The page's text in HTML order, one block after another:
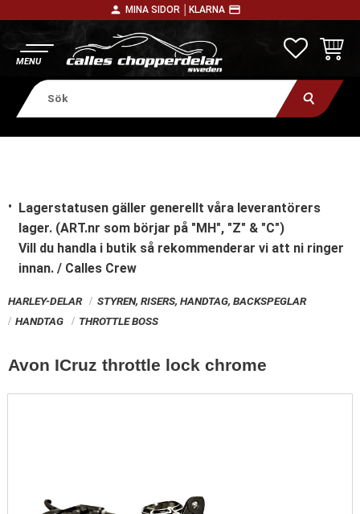
person MINA SIDOR │ KLARNA payment
Lagerstatusen gäller generellt våra leverantörers
lager. (ART.nr som börjar på "MH", "Z" & "C")
Vill du handla i butik så rekommenderar vi att ni ringer
innan. / Calles Crew
HARLEY-DELAR
STYREN, RISERS, HANDTAG, BACKSPEGLAR
HANDTAG
THROTTLE BOSS
Avon ICruz throttle lock chrome